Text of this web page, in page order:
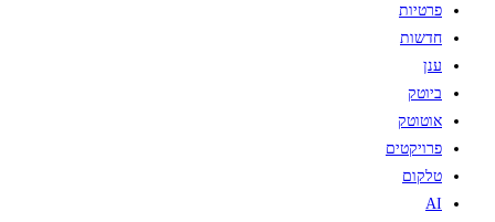
פרטיות
חדשות
ענן
ביוטק
אוטוטק
פרויקטים
טלקום
AI